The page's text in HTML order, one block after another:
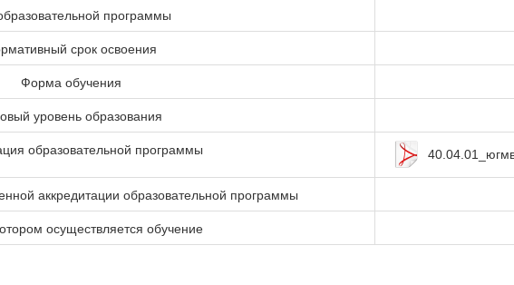
программы
срок освоения
Форма обучения
уровень образования
образовательной программы
аккредитации образовательной программы
осуществляется обучение